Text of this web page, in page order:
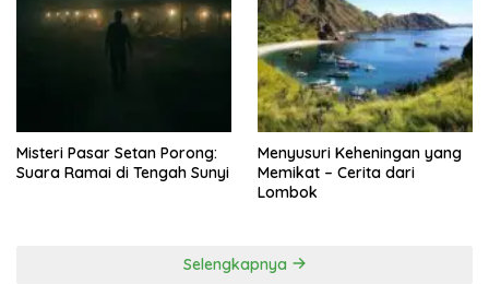
Misteri Pasar Setan Porong:
Suara Ramai di Tengah Sunyi
Menyusuri Keheningan yang
Memikat – Cerita dari
Lombok
Selengkapnya